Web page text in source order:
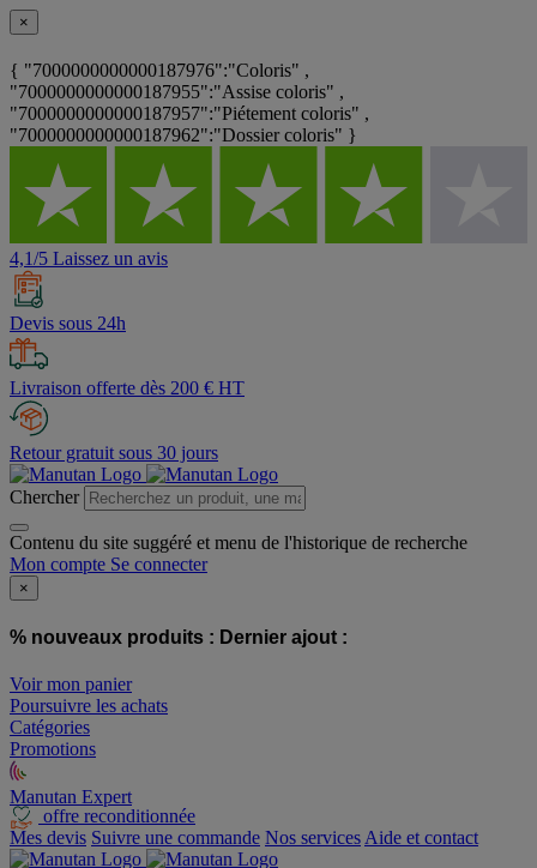
×
{ "7000000000000187976":"Coloris" ,
"7000000000000187955":"Assise coloris" ,
"7000000000000187957":"Piétement coloris" ,
"7000000000000187962":"Dossier coloris" }
4,1/5 Laissez un avis
Devis sous 24h
Livraison offerte dès 200 € HT
Retour gratuit sous 30 jours
Chercher
Contenu du site suggéré et menu de l'historique de recherche
Mon compte Se connecter
×
% nouveaux produits : Dernier ajout :
Voir mon panier
Poursuivre les achats
Catégories
Promotions
Manutan Expert
offre reconditionnée
Mes devis Suivre une commande Nos services Aide et contact